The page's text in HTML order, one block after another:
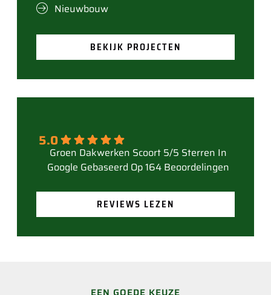
Nieuwbouw
BEKIJK PROJECTEN
5.0
Gebaseerd Op 164 Beoordelingen
REVIEWS LEZEN